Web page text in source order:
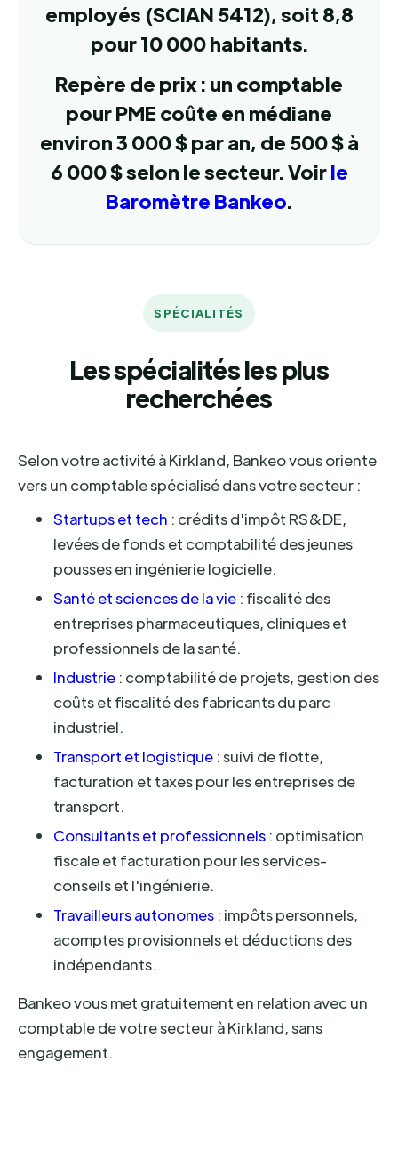
employés (SCIAN 5412), soit 8,8
pour 10 000 habitants.
Repère de prix : un comptable
pour PME coûte en médiane
environ 3 000 $ par an, de 500 $ à
6 000 $ selon le secteur. Voirle
Baromètre Bankeo.
SPÉCIALITÉS
Les spécialités les plus
recherchées
Selon votre activité à Kirkland, Bankeo vous oriente
vers un comptable spécialisé dans votre secteur :
Startups et tech : crédits d'impôt RS&DE,
levées de fonds et comptabilité des jeunes
pousses en ingénierie logicielle.
Santé et sciences de la vie : fiscalité des
entreprises pharmaceutiques, cliniques et
professionnels de la santé.
Industrie : comptabilité de projets, gestion des
coûts et fiscalité des fabricants du parc
industriel.
Transport et logistique : suivi de flotte,
facturation et taxes pour les entreprises de
transport.
Consultants et professionnels : optimisation
fiscale et facturation pour les services-
conseils et l'ingénierie.
Travailleurs autonomes : impôts personnels,
acomptes provisionnels et déductions des
indépendants.
Bankeo vous met gratuitement en relation avec un
comptable de votre secteur à Kirkland, sans
engagement.